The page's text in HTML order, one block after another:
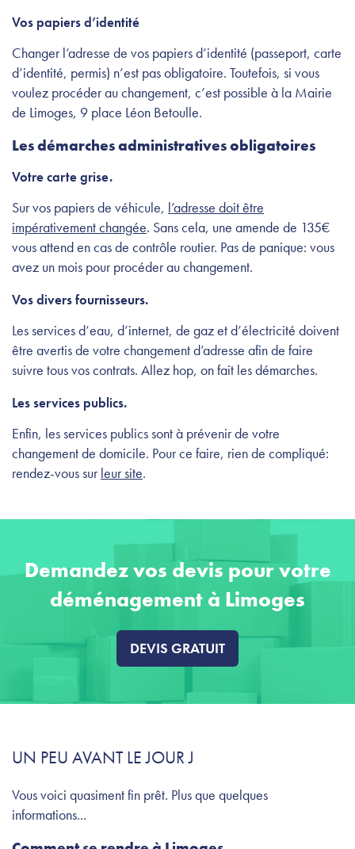
Vos papiers d’identité
Changer l’adresse de vos papiers d’identité (passeport, carte
d’identité, permis) n’est pas obligatoire. Toutefois, si vous
voulez procéder au changement, c’est possible à la Mairie
de Limoges, 9 place Léon Betoulle.
Les démarches administratives obligatoires
Votre carte grise.
Sur vos papiers de véhicule, l’adresse doit être
impérativement changée. Sans cela, une amende de 135€
vous attend en cas de contrôle routier. Pas de panique: vous
avez un mois pour procéder au changement.
Vos divers fournisseurs.
Les services d’eau, d’internet, de gaz et d’électricité doivent
être avertis de votre changement d’adresse afin de faire
suivre tous vos contrats. Allez hop, on fait les démarches.
Les services publics.
Enfin, les services publics sont à prévenir de votre
changement de domicile. Pour ce faire, rien de compliqué:
rendez-vous surleur site.
Demandez vos devis pour votre
déménagement à Limoges
DEVIS GRATUIT
UN PEU AVANT LE JOUR J
Vous voici quasiment fin prêt. Plus que quelques
informations...